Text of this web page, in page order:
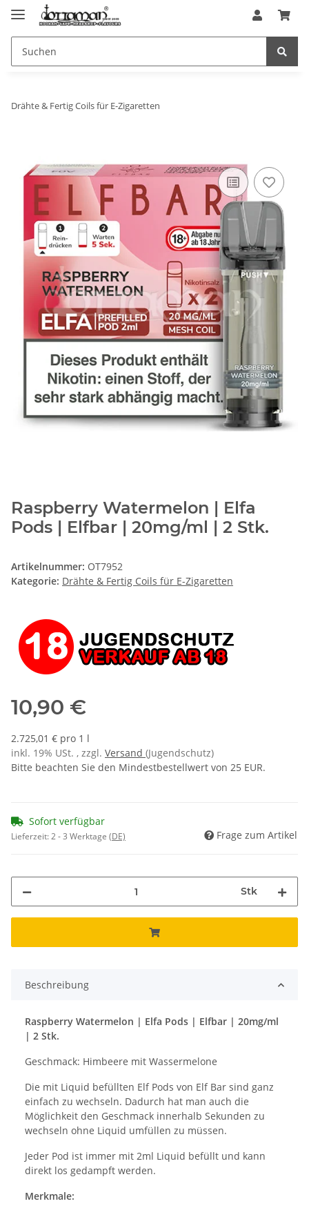
Drähte & Fertig Coils für E-Zigaretten
Raspberry Watermelon | Elfa
Pods | Elfbar | 20mg/ml | 2 Stk.
Artikelnummer: OT7952
Kategorie: Drähte & Fertig Coils für E-Zigaretten
10,90 €
2.725,01 € pro 1 l
inkl. 19% USt. , zzgl. Versand (Jugendschutz)
Bitte beachten Sie den Mindestbestellwert von 25 EUR.
Sofort verfügbar
Lieferzeit:2 - 3 Werktage (DE) Frage zum Artikel
Stk
Beschreibung
Raspberry Watermelon | Elfa Pods | Elfbar | 20mg/ml
| 2 Stk.
Geschmack: Himbeere mit Wassermelone
Die mit Liquid befüllten Elf Pods von Elf Bar sind ganz
einfach zu wechseln. Dadurch hat man auch die
Möglichkeit den Geschmack innerhalb Sekunden zu
wechseln ohne Liquid umfüllen zu müssen.
Jeder Pod ist immer mit 2ml Liquid befüllt und kann
direkt los gedampft werden.
Merkmale: